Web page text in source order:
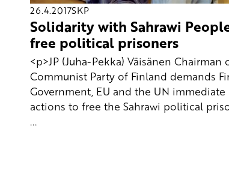
26.4.2017SKP
Solidarity with Sahrawi
free political prisoners
<p>JP (Juha-Pekka) Väisänen Chairman
Communist Party of Finland demands
Government, EU and the UN immediate
actions to free the Sahrawi political
...